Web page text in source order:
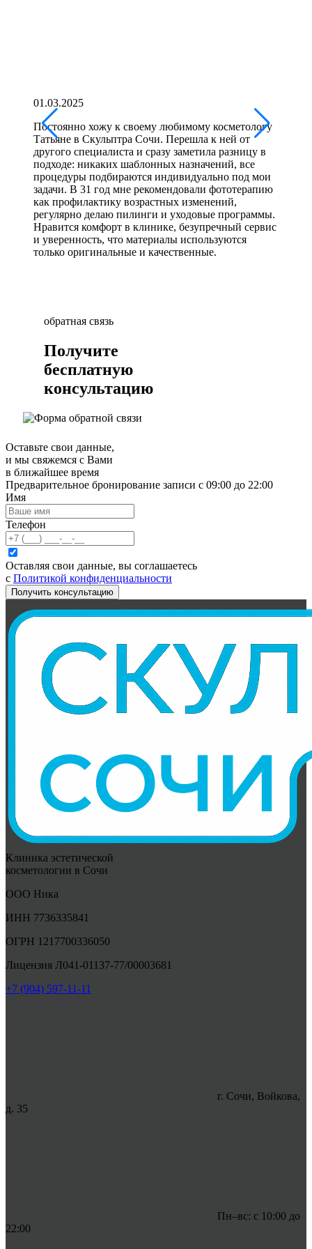
01.03.2025
Постоянно хожу к своему любимому косметологу
Татьяне в Скульптра Сочи. Перешла к ней от
другого специалиста и сразу заметила разницу в
подходе: никаких шаблонных назначений, все
процедуры подбираются индивидуально под мои
задачи. В 31 год мне рекомендовали фототерапию
как профилактику возрастных изменений,
регулярно делаю пилинги и уходовые программы.
Нравится комфорт в клинике, безупречный сервис
и уверенность, что материалы используются
только оригинальные и качественные.
обратная связь
Получите
бесплатную
консультацию
Оставьте свои данные,
и мы свяжемся с Вами
в ближайшее время
Предварительное бронирование записи с 09:00 до 22:00
Имя
Телефон
Оставляя свои данные, вы соглашаетесь
с Политикой конфиденциальности
Получить консультацию
Клиника эстетической
косметологии в Сочи
ООО Ника
ИНН 7736335841
ОГРН 1217700336050
Лицензия Л041-01137-77/00003681
+7 (904) 597-11-11
г. Сочи, Войкова,
д. 35
Пн–вс: с 10:00 до
22:00